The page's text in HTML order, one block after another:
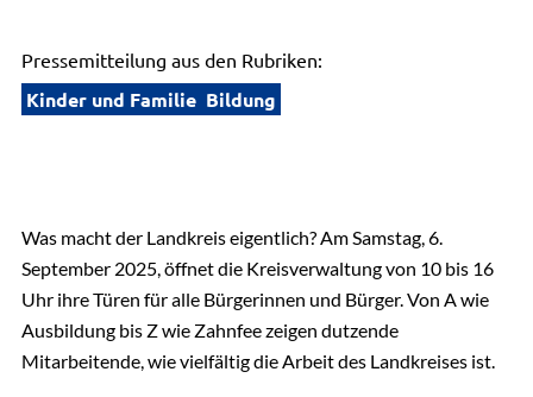
Pressemitteilung aus den Rubriken:
Kinder und Familie Bildung
Was macht der Landkreis eigentlich? Am Samstag, 6.
September 2025, öffnet die Kreisverwaltung von 10 bis 16
Uhr ihre Türen für alle Bürgerinnen und Bürger. Von A wie
Ausbildung bis Z wie Zahnfee zeigen dutzende
Mitarbeitende, wie vielfältig die Arbeit des Landkreises ist.